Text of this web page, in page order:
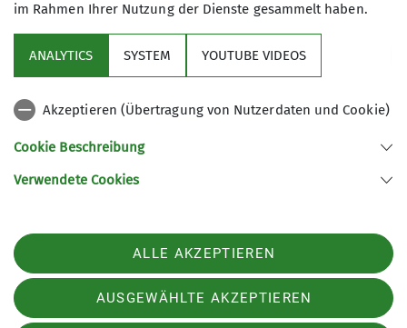
DAV Hersbruck
JDAV Hersbruck
91217 Hersbruck
Telefon +499151822845
im Rahmen Ihrer Nutzung der Dienste gesammelt haben.
ANALYTICS SYSTEM YOUTUBE VIDEOS
Akzeptieren (Übertragung von Nutzerdaten und Cookie)
Cookie Beschreibung
Verwendete Cookies
ALLE AKZEPTIEREN
AUSGEWÄHLTE AKZEPTIEREN